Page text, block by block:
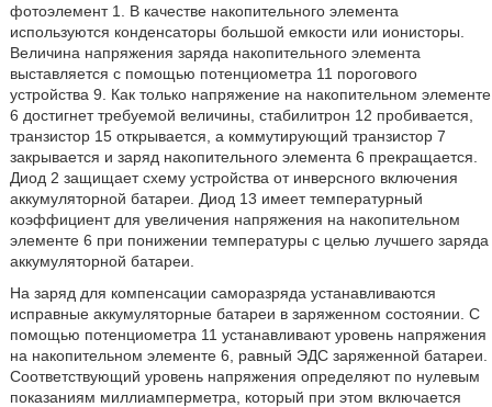
фотоэлемент 1. В качестве накопительного элемента
используются конденсаторы большой емкости или ионисторы.
Величина напряжения заряда накопительного элемента
выставляется с помощью потенциометра 11 порогового
устройства 9. Как только напряжение на накопительном элементе
6 достигнет требуемой величины, стабилитрон 12 пробивается,
транзистор 15 открывается, а коммутирующий транзистор 7
закрывается и заряд накопительного элемента 6 прекращается.
Диод 2 защищает схему устройства от инверсного включения
аккумуляторной батареи. Диод 13 имеет температурный
коэффициент для увеличения напряжения на накопительном
элементе 6 при понижении температуры с целью лучшего заряда
аккумуляторной батареи.
На заряд для компенсации саморазряда устанавливаются
исправные аккумуляторные батареи в заряженном состоянии. С
помощью потенциометра 11 устанавливают уровень напряжения
на накопительном элементе 6, равный ЭДС заряженной батареи.
Соответствующий уровень напряжения определяют по нулевым
показаниям миллиамперметра, который при этом включается